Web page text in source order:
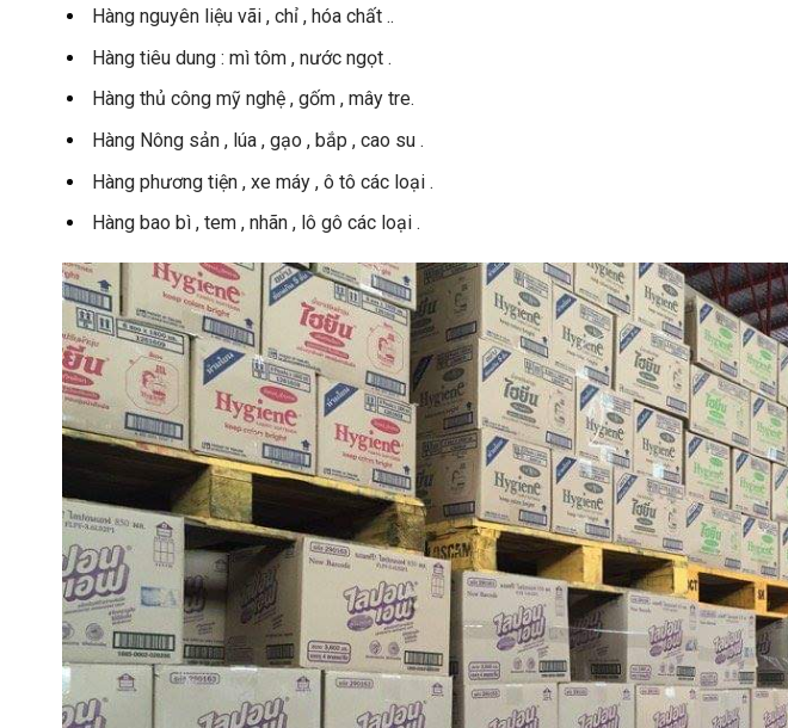
Hàng nguyên liệu vãi , chỉ , hóa chất ..
Hàng tiêu dung : mì tôm , nước ngọt .
Hàng thủ công mỹ nghệ , gốm , mây tre.
Hàng Nông sản , lúa , gạo , bắp , cao su .
Hàng phương tiện , xe máy , ô tô các loại .
Hàng bao bì , tem , nhãn , lô gô các loại .